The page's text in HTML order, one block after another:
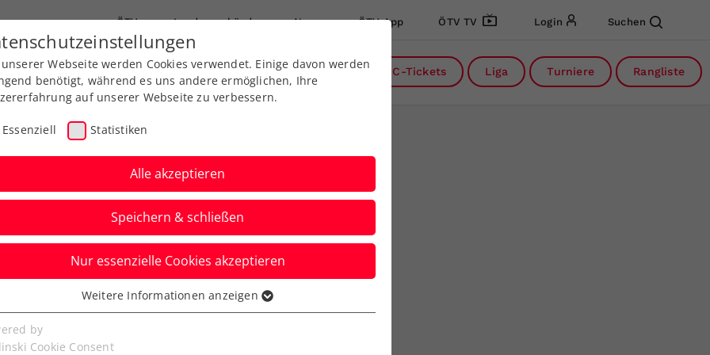
ÖTV Landesverbände News ÖTV App ÖTV TV Login Suchen
Ausbildung Services Über uns DC-Tickets Liga Turniere Rangliste
Open-Aus: Bei
die richtige
Webseite werden Cookies verwendet. Einige davon werden
benötigt, während es uns andere ermöglichen, Ihre
auf unserer Webseite zu verbessern.
Essenziell Statistiken
Alle akzeptieren
Speichern & schließen
Nur essenzielle Cookies akzeptieren
Cookies werden für grundlegende Funktionen der
benötigt. Dadurch ist gewährleistet, dass die Webseite
Weitere Informationen anzeigen
by
Cookie Consent